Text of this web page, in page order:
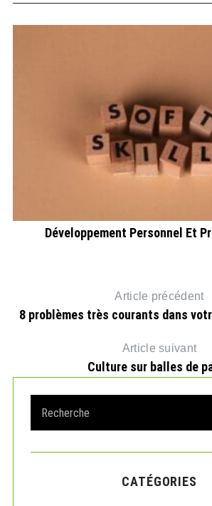
Développement Personnel Et
Article précédent
8 problèmes très courants dans
Article suivant
Culture sur balles de
a
r
CATÉGORIES